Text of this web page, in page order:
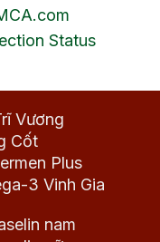
Vương
Cốt
Plus
3 Vinh Gia
nam